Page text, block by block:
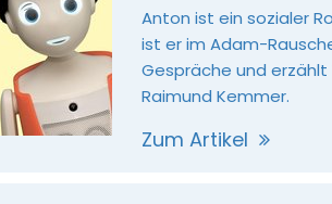
Anton ist ein sozialer
ist er im Adam-
Gespräche und
Raimund Kemmer.
Zum Artikel